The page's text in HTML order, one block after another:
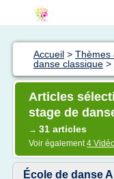
Accueil > Thèmes
danse classique >
Articles
stage de
→ 31 articles
Voir également4
École de danse